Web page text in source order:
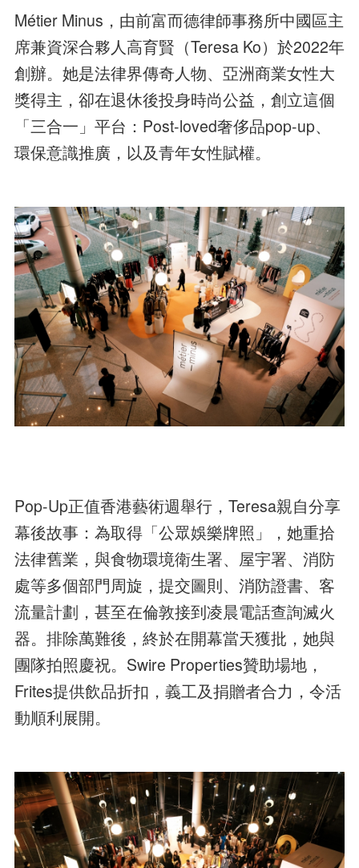
Métier Minus，由前富而德律師事務所中國區主
席兼資深合夥人高育賢（Teresa Ko）於2022年
創辦。她是法律界傳奇人物、亞洲商業女性大
獎得主，卻在退休後投身時尚公益，創立這個
「三合一」平台：Post-loved奢侈品pop-up、
環保意識推廣，以及青年女性賦權。
Pop-Up正值香港藝術週舉行，Teresa親自分享
幕後故事：為取得「公眾娛樂牌照」，她重拾
法律舊業，與食物環境衛生署、屋宇署、消防
處等多個部門周旋，提交圖則、消防證書、客
流量計劃，甚至在倫敦接到凌晨電話查詢滅火
器。排除萬難後，終於在開幕當天獲批，她與
團隊拍照慶祝。Swire Properties贊助場地，
Frites提供飲品折扣，義工及捐贈者合力，令活
動順利展開。